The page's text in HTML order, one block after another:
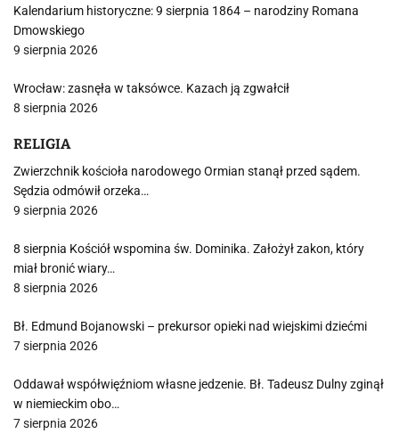
Kalendarium historyczne: 9 sierpnia 1864 – narodziny Romana
Dmowskiego
9 sierpnia 2026
Wrocław: zasnęła w taksówce. Kazach ją zgwałcił
8 sierpnia 2026
RELIGIA
Zwierzchnik kościoła narodowego Ormian stanął przed sądem.
Sędzia odmówił orzeka…
9 sierpnia 2026
8 sierpnia Kościół wspomina św. Dominika. Założył zakon, który
miał bronić wiary…
8 sierpnia 2026
Bł. Edmund Bojanowski – prekursor opieki nad wiejskimi dziećmi
7 sierpnia 2026
Oddawał współwięźniom własne jedzenie. Bł. Tadeusz Dulny zginął
w niemieckim obo…
7 sierpnia 2026